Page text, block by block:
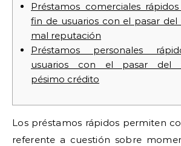
Préstamos comerciales
fin de usuarios con el pasar
mal reputación
Préstamos personales
usuarios con el pasar del
pésimo crédito
Los préstamos rápidos permiten
referente a cuestión sobre